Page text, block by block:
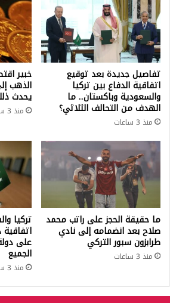
تفاصيل جديدة بعد توقيع
اتفاقية الدفاع بين تركيا
والسعودية وباكستان.. ما
الهدف من التحالف الثلاثي؟
منذ 3 ساعات
خبير
يحدث
منذ 3 ساعات
ما حقيقة الحجز على راتب محمد
صلاح بعد انضمامه إلى نادي
طرابزون سبور التركي
منذ 3 ساعات
تركيا
على
الجميع
منذ 3 ساعات